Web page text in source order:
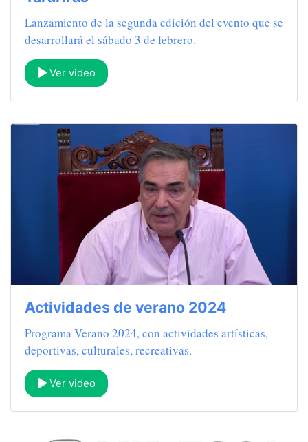
Lanzamiento de la segunda edición del evento que se
desarrollará el sábado 3 de febrero.
Ver video
Actividades de verano 2024
Programa Verano 2024, con actividades artísticas,
deportivas, culturales, recreativas.
Ver video